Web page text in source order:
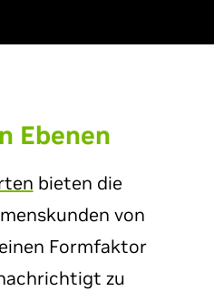
Ebenen
bieten die
von
Formfaktor
zu